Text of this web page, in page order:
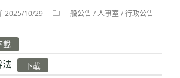
2025/10/29
Post一般公告/人事室 /行政公告
載
下載